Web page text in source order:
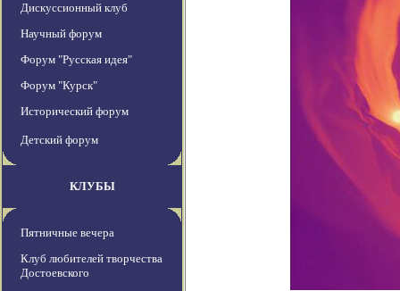
Дискуссионный клуб
Научный форум
Форум "Русская идея"
Форум "Курск"
Исторический форум
Детский форум
КЛУБЫ
Пятничные вечера
Клуб любителей творчества
Достоевского